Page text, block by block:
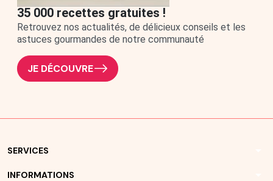
35 000 recettes gratuites !
Retrouvez nos actualités, de délicieux conseils et les
astuces gourmandes de notre communauté
JE DÉCOUVRE
SERVICES
INFORMATIONS